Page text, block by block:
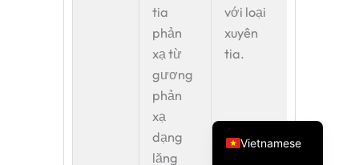
tia
phản
xạ từ
gương
phản
xạ
dạng
lăng
với loại
xuyên
tia.
Vietnamese
Arabic
Turkish